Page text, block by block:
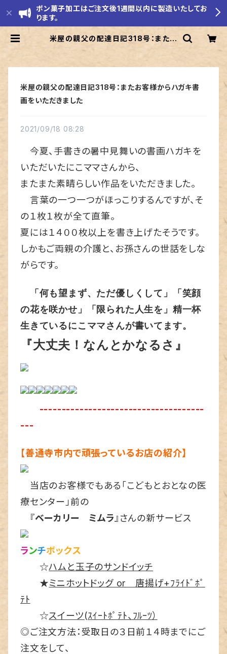
ポン菓子加工はご注文後1週間以内に製造いたしてお
ります。
米屋の親父の配達日記318号：またお
米屋の親父の配達日記318号：またお客様からハガキ書
画をいただきました
2021/09/18 08:28
今夏、手書きの暑中見舞いの書画ハガキを
いただいたにこママさんから、
またまた素晴らしい作品をいただきました。
言葉の一つ一つがほっこりするんですが、そ
の１枚１枚が全て直筆。
夏には１４００枚以上を書き上げたそうです。
しかもご両親の介護と、お孫さんの世話をしな
がらです。
「何も望まず、ただ優しくして」「笑顔
の花を咲かせ」「限られた人生を」精一杯
生きているにこママさんが書いてます。
『大丈夫！なんとかなるさ』
-------------------------------------
---
【善通寺市内で頑張っているお店の紹介】
当店のお客様でもある｢こどもとおとなの医
療センター」前の
『ベーカリー ミムラ 』さんの新サービス
ランチボックス
☆ハムと玉子のサンドイッチ
★ミニホットドッグ or 唐揚げ+ﾌﾗｲﾄﾞﾎﾟ
ﾃﾄ
☆スイーツ(ｽｲｰﾄﾎﾟﾃﾄ、ﾌﾙｰﾂ）
◎ご注文方法：受取日の３日前１４時までにご
注文をして、